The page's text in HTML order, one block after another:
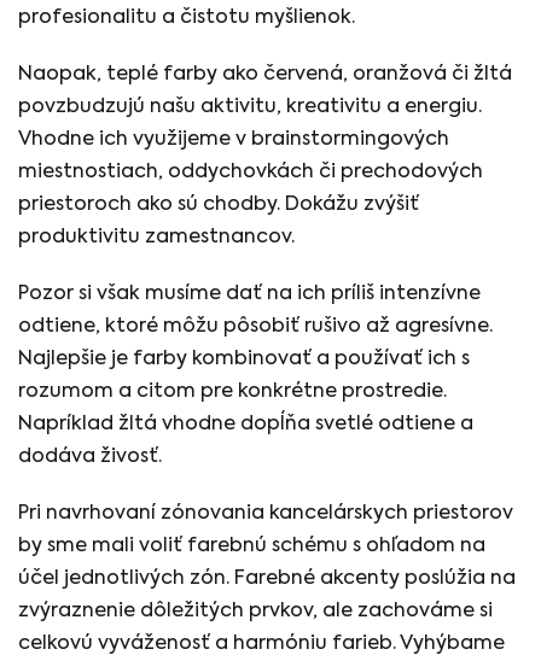
profesionalitu a čistotu myšlienok.
Naopak, teplé farby ako červená, oranžová či žltá
povzbudzujú našu aktivitu, kreativitu a energiu.
Vhodne ich využijeme v brainstormingových
miestnostiach, oddychovkách či prechodových
priestoroch ako sú chodby. Dokážu zvýšiť
produktivitu zamestnancov.
Pozor si však musíme dať na ich príliš intenzívne
odtiene, ktoré môžu pôsobiť rušivo až agresívne.
Najlepšie je farby kombinovať a používať ich s
rozumom a citom pre konkrétne prostredie.
Napríklad žltá vhodne dopĺňa svetlé odtiene a
dodáva živosť.
Pri navrhovaní zónovania kancelárskych priestorov
by sme mali voliť farebnú schému s ohľadom na
účel jednotlivých zón. Farebné akcenty poslúžia na
zvýraznenie dôležitých prvkov, ale zachováme si
celkovú vyváženosť a harmóniu farieb. Vyhýbame